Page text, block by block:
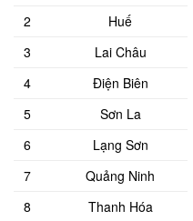
2
Huế
3
Lai Châu
4
Điện Biên
5
Sơn La
6
Lạng Sơn
7
Quảng Ninh
8
Thanh Hóa